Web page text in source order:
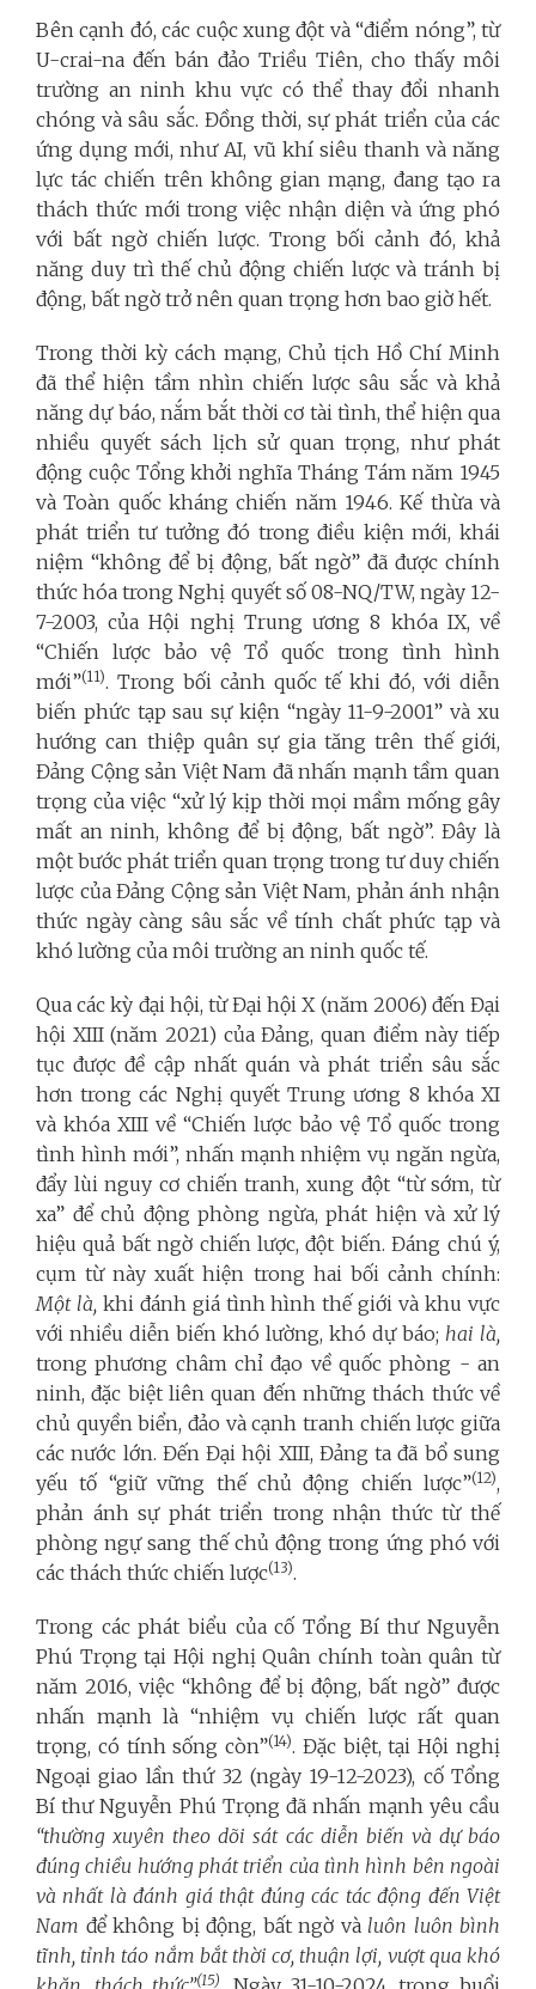
Bên cạnh đó, các cuộc xung đột và “điểm nóng”, từ
U-crai-na đến bán đảo Triều Tiên, cho thấy môi
trường an ninh khu vực có thể thay đổi nhanh
chóng và sâu sắc. Đồng thời, sự phát triển của các
ứng dụng mới, như AI, vũ khí siêu thanh và năng
lực tác chiến trên không gian mạng, đang tạo ra
thách thức mới trong việc nhận diện và ứng phó
với bất ngờ chiến lược. Trong bối cảnh đó, khả
năng duy trì thế chủ động chiến lược và tránh bị
động, bất ngờ trở nên quan trọng hơn bao giờ hết.
Trong thời kỳ cách mạng, Chủ tịch Hồ Chí Minh
đã thể hiện tầm nhìn chiến lược sâu sắc và khả
năng dự báo, nắm bắt thời cơ tài tình, thể hiện qua
nhiều quyết sách lịch sử quan trọng, như phát
động cuộc Tổng khởi nghĩa Tháng Tám năm 1945
và Toàn quốc kháng chiến năm 1946. Kế thừa và
phát triển tư tưởng đó trong điều kiện mới, khái
niệm “không để bị động, bất ngờ” đã được chính
thức hóa trong Nghị quyết số 08-NQ/TW, ngày 12-
7-2003, của Hội nghị Trung ương 8 khóa IX, về
“Chiến lược bảo vệ Tổ quốc trong tình hình
mới”(11). Trong bối cảnh quốc tế khi đó, với diễn
biến phức tạp sau sự kiện “ngày 11-9-2001” và xu
hướng can thiệp quân sự gia tăng trên thế giới,
Đảng Cộng sản Việt Nam đã nhấn mạnh tầm quan
trọng của việc “xử lý kịp thời mọi mầm mống gây
mất an ninh, không để bị động, bất ngờ”. Đây là
một bước phát triển quan trọng trong tư duy chiến
lược của Đảng Cộng sản Việt Nam, phản ánh nhận
thức ngày càng sâu sắc về tính chất phức tạp và
khó lường của môi trường an ninh quốc tế.
Qua các kỳ đại hội, từ Đại hội X (năm 2006) đến Đại
hội XIII (năm 2021) của Đảng, quan điểm này tiếp
tục được đề cập nhất quán và phát triển sâu sắc
hơn trong các Nghị quyết Trung ương 8 khóa XI
và khóa XIII về “Chiến lược bảo vệ Tổ quốc trong
tình hình mới”, nhấn mạnh nhiệm vụ ngăn ngừa,
đẩy lùi nguy cơ chiến tranh, xung đột “từ sớm, từ
xa” để chủ động phòng ngừa, phát hiện và xử lý
hiệu quả bất ngờ chiến lược, đột biến. Đáng chú ý,
cụm từ này xuất hiện trong hai bối cảnh chính:
Một là, khi đánh giá tình hình thế giới và khu vực
với nhiều diễn biến khó lường, khó dự báo; hai là,
trong phương châm chỉ đạo về quốc phòng - an
ninh, đặc biệt liên quan đến những thách thức về
chủ quyền biển, đảo và cạnh tranh chiến lược giữa
các nước lớn. Đến Đại hội XIII, Đảng ta đã bổ sung
yếu tố “giữ vững thế chủ động chiến lược”(12),
phản ánh sự phát triển trong nhận thức từ thế
phòng ngự sang thế chủ động trong ứng phó với
các thách thức chiến lược(13).
Trong các phát biểu của cố Tổng Bí thư Nguyễn
Phú Trọng tại Hội nghị Quân chính toàn quân từ
năm 2016, việc “không để bị động, bất ngờ” được
nhấn mạnh là “nhiệm vụ chiến lược rất quan
trọng, có tính sống còn”(14). Đặc biệt, tại Hội nghị
Ngoại giao lần thứ 32 (ngày 19-12-2023), cố Tổng
Bí thư Nguyễn Phú Trọng đã nhấn mạnh yêu cầu
“thường xuyên theo dõi sát các diễn biến và dự báo
đúng chiều hướng phát triển của tình hình bên ngoài
và nhất là đánh giá thật đúng các tác động đến Việt
Nam để không bị động, bất ngờ và luôn luôn bình
tĩnh, tỉnh táo nắm bắt thời cơ, thuận lợi, vượt qua khó
(15)